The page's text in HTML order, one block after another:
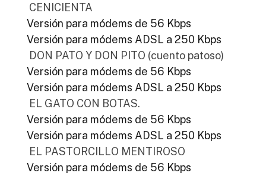
CENICIENTA
Versión para módems de 56 Kbps
Versión para módems ADSL a 250 Kbps
DON PATO Y DON PITO (cuento patoso)
Versión para módems de 56 Kbps
Versión para módems ADSL a 250 Kbps
EL GATO CON BOTAS.
Versión para módems de 56 Kbps
Versión para módems ADSL a 250 Kbps
EL PASTORCILLO MENTIROSO
Versión para módems de 56 Kbps